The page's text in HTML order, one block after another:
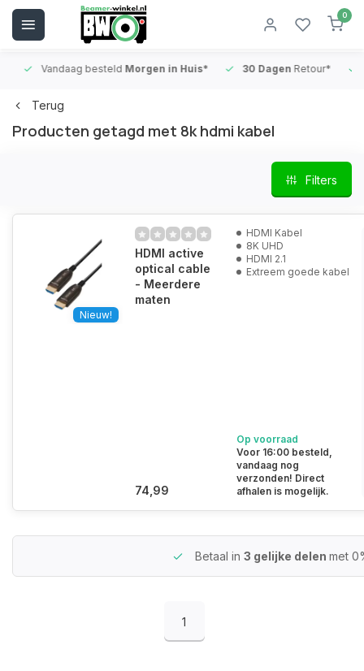
0
Vandaag besteldMorgen in Huis* 30 DagenRetour*
Terug
Producten getagd met 8k hdmi kabel
Filters
Nieuw!
HDMI active
optical cable
- Meerdere
maten
74,99
HDMI Kabel
8K UHD
HDMI 2.1
Extreem goede kabel
Op voorraad
Voor 16:00 besteld,
vandaag nog
verzonden! Direct
afhalen is mogelijk.
Betaal in 3 gelijke delen met
1